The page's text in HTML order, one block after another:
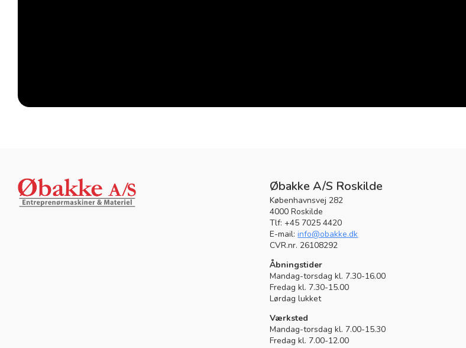
Øbakke A/S Roskilde
Københavnsvej 282
4000 Roskilde
Tlf: +45 7025 4420
E-mail:info@obakke.dk
CVR.nr. 26108292
Åbningstider
Mandag-torsdag kl. 7.30-16.00
Fredag kl. 7.30-15.00
Lørdag lukket
Værksted
Mandag-torsdag kl. 7.00-15.30
Fredag kl. 7.00-12.00